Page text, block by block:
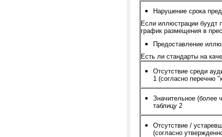
Нарушение срока
Если иллюстрации буудт
график размещения в
Предоставление
Есть ли стандарты на
Отсутствие среди
1 (согласно перечню
Значительное (более
таблицу 2
Отсутствие /
(согласно